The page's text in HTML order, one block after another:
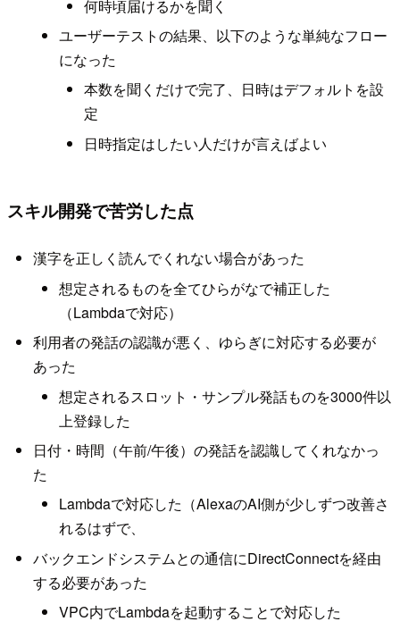
何時頃届けるかを聞く
ユーザーテストの結果、以下のような単純なフロー
になった
本数を聞くだけで完了、日時はデフォルトを設
定
日時指定はしたい人だけが言えばよい
スキル開発で苦労した点
漢字を正しく読んでくれない場合があった
想定されるものを全てひらがなで補正した
（Lambdaで対応）
利用者の発話の認識が悪く、ゆらぎに対応する必要が
あった
想定されるスロット・サンプル発話ものを3000件以
上登録した
日付・時間（午前/午後）の発話を認識してくれなかっ
た
Lambdaで対応した（AlexaのAI側が少しずつ改善さ
れるはずで、
バックエンドシステムとの通信にDirectConnectを経由
する必要があった
VPC内でLambdaを起動することで対応した